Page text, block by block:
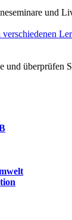
und
und überprüfen